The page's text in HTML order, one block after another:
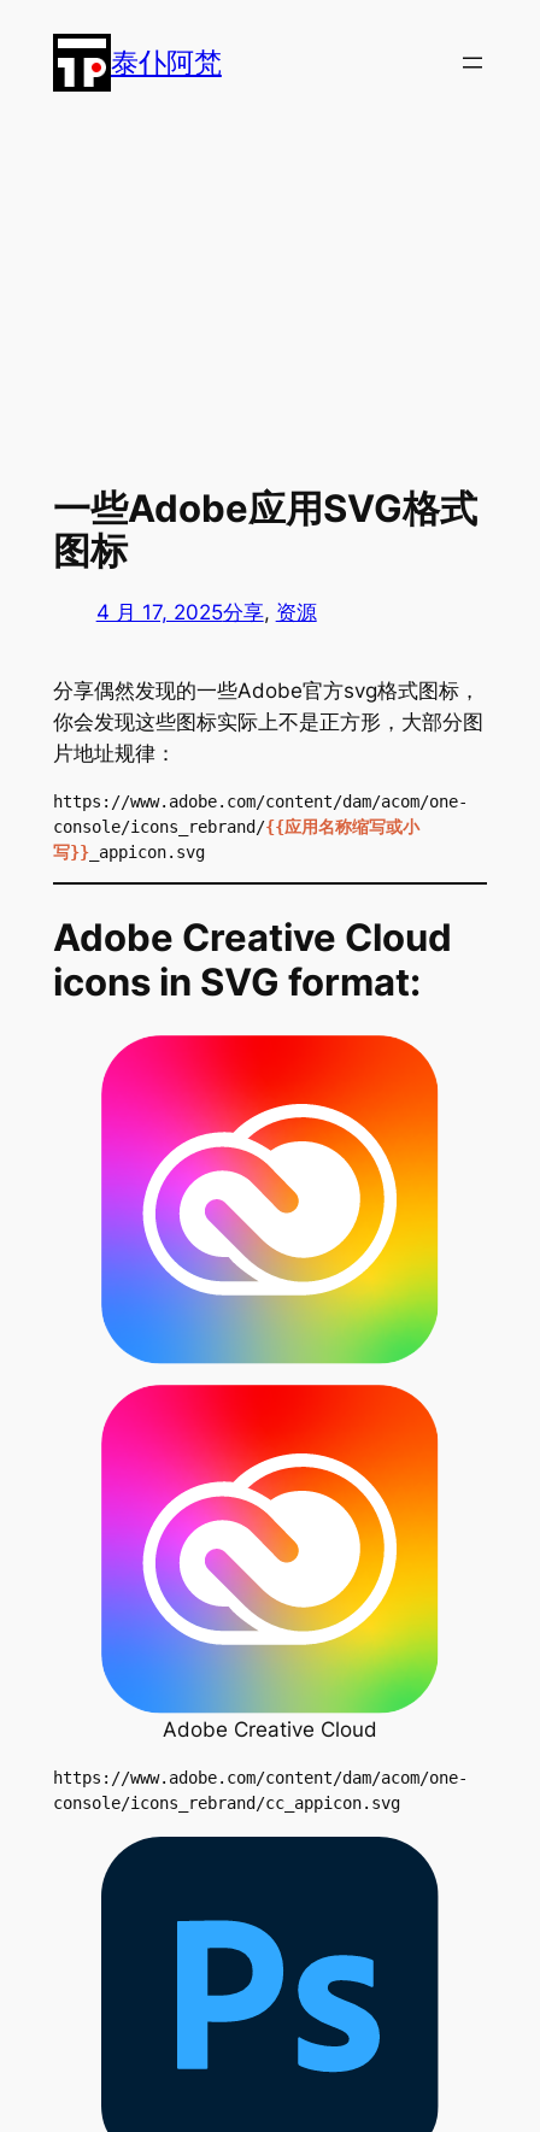
泰仆阿梵
一些Adobe应用SVG格式
图标
4 月 17, 2025分享, 资源
分享偶然发现的一些Adobe官方svg格式图标，
你会发现这些图标实际上不是正方形，大部分图
片地址规律：
https://www.adobe.com/content/dam/acom/one-
console/icons_rebrand/{{应用名称缩写或小
写}}_appicon.svg
Adobe Creative Cloud
icons in SVG format:
Adobe Creative Cloud
https://www.adobe.com/content/dam/acom/one-
console/icons_rebrand/cc_appicon.svg